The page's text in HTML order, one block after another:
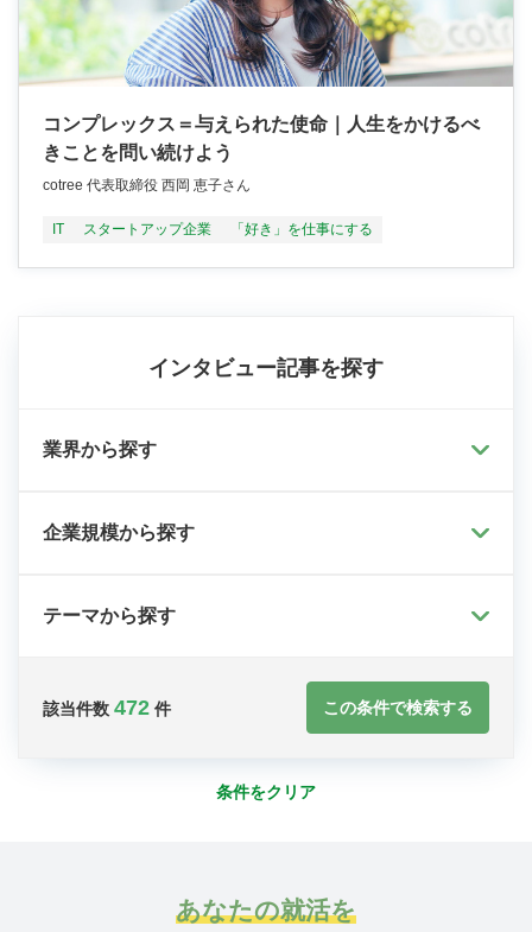
コンプレックス＝与えられた使命｜人生をかけるべ
きことを問い続けよう
cotree 代表取締役 西岡 恵子さん
IT スタートアップ企業 「好き」を仕事にする
インタビュー記事を探す
業界から探す
企業規模から探す
テーマから探す
該当件数 472 件 この条件で検索する
条件をクリア
あなたの就活を